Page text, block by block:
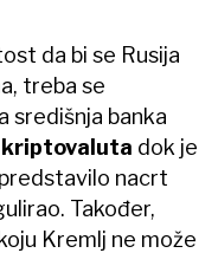
da bi se Rusija
treba se
središnja banka
kriptovaluta dok je
nacrt
Također,
Kremlj ne može